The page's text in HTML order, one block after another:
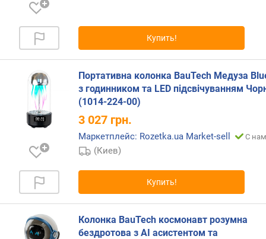
о
с
с
о
о
н
ш
е
н
е
с
и
г
Купить!
Портативна колонка BauTech Медуза
з годинником та LED підсвічуванням
(1014-224-00)
3 027 грн.
Маркетплейс: Rozetka.ua Market-sell С
(Киев)
Купить!
Колонка BauTech космонавт розумна
бездротова з AI асистентом та